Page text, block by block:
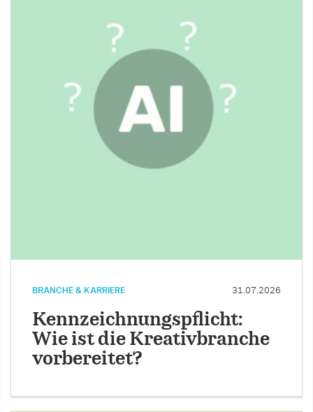
BRANCHE & KARRIERE 31.07.2026
Kennzeichnungspflicht:
Wie ist die Kreativbranche
vorbereitet?